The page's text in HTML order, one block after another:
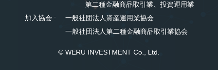
第二種金融商品取引業、投資運用業
加入協会 :
一般社団法人資産運用業協会
一般社団法人第二種金融商品取引業協会
© WERU INVESTMENT Co., Ltd.